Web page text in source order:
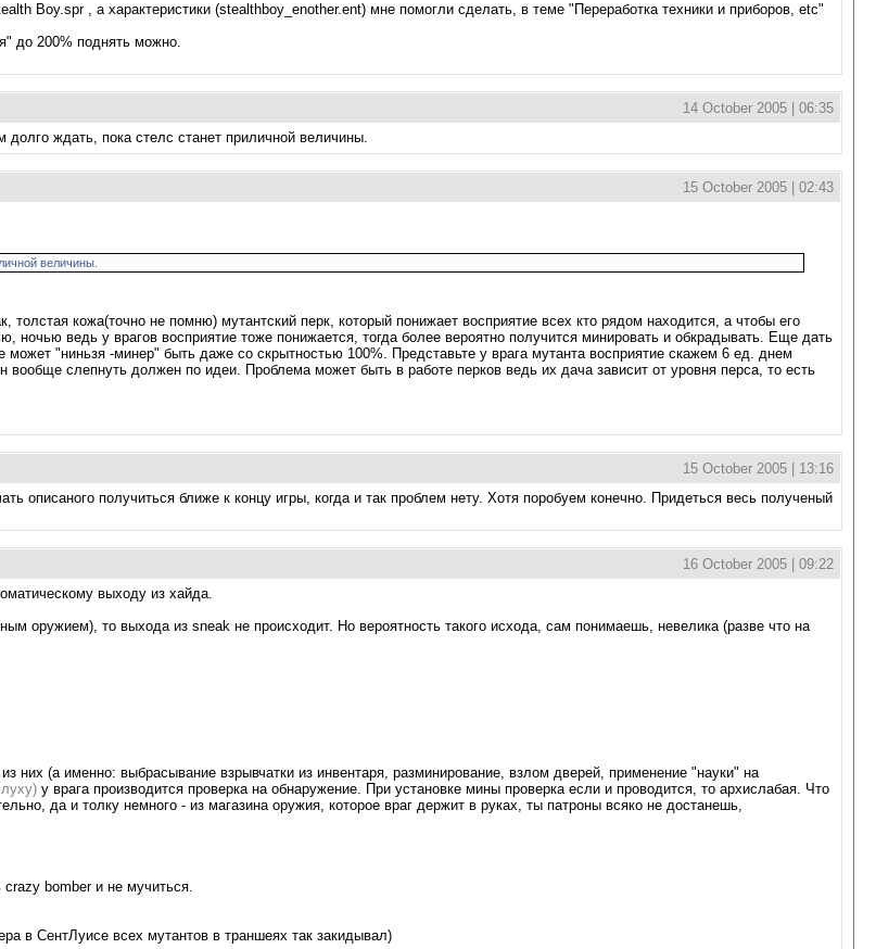
Boy.spr , а характеристики (stealthboy_enother.ent) мне помогли сделать, в теме "Переработка техники и приборов, etc"
до 200% поднять можно.
14 October 2005 | 06:35
ждать, пока стелс станет приличной величины.
15 October 2005 | 02:43
величины.
кожа(точно не помню) мутантский перк, который понижает восприятие всех кто рядом находится, а чтобы его
ночью ведь у врагов восприятие тоже понижается, тогда более вероятно получится минировать и обкрадывать. Еще дать
может "ниньзя -минер" быть даже со скрытностью 100%. Представьте у врага мутанта восприятие скажем 6 ед. днем
слепнуть должен по идеи. Проблема может быть в работе перков ведь их дача зависит от уровня перса, то есть
15 October 2005 | 13:16
описаного получиться ближе к концу игры, когда и так проблем нету. Хотя поробуем конечно. Придеться весь полученый
16 October 2005 | 09:22
выходу из хайда.
оружием), то выхода из sneak не происходит. Но вероятность такого исхода, сам понимаешь, невелика (разве что на
них (а именно: выбрасывание взрывчатки из инвентаря, разминирование, взлом дверей, применение "науки" на
у врага производится проверка на обнаружение. При установке мины проверка если и проводится, то архислабая. Что
да и толку немного - из магазина оружия, которое враг держит в руках, ты патроны всяко не достанешь,
bomber и не мучиться.
в СентЛуисе всех мутантов в траншеях так закидывал)